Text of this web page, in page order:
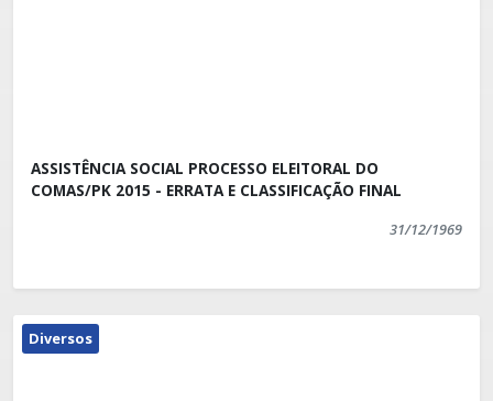
ASSISTÊNCIA SOCIAL PROCESSO ELEITORAL DO
COMAS/PK 2015 - ERRATA E CLASSIFICAÇÃO FINAL
31/12/1969
Diversos